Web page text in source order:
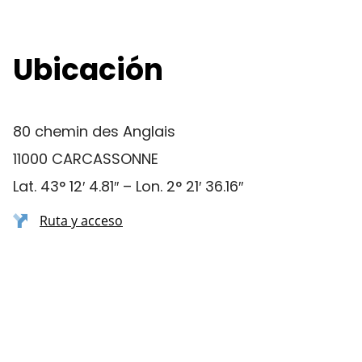
Ubicación
80 chemin des Anglais
11000 CARCASSONNE
Lat. 43° 12′ 4.81″ – Lon. 2° 21′ 36.16″
Ruta y acceso